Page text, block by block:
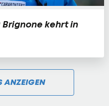
kehrt in
ANZEIGEN